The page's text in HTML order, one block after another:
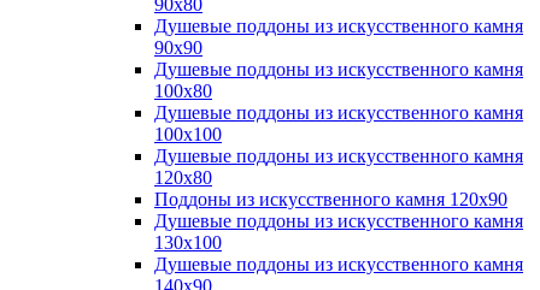
90х80
Душевые поддоны из искусственного камня
90х90
Душевые поддоны из искусственного камня
100х80
Душевые поддоны из искусственного камня
100х100
Душевые поддоны из искусственного камня
120х80
Поддоны из искусственного камня 120х90
Душевые поддоны из искусственного камня
130х100
Душевые поддоны из искусственного камня
140х90